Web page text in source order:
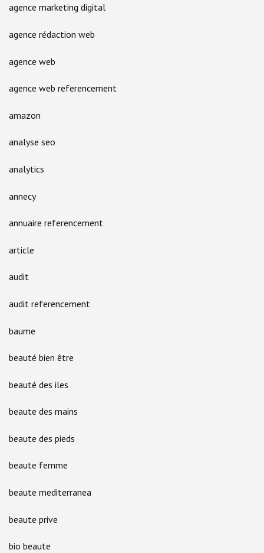
agence marketing digital
agence rédaction web
agence web
agence web referencement
amazon
analyse seo
analytics
annecy
annuaire referencement
article
audit
audit referencement
baume
beauté bien être
beauté des iles
beaute des mains
beaute des pieds
beaute femme
beaute mediterranea
beaute prive
bio beaute